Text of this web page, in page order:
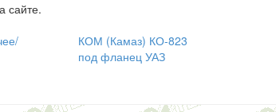
сайте.
КОМ (Камаз) КО-823
под фланец УАЗ